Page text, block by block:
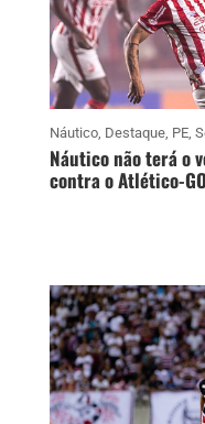
Náutico, Destaque, PE,
Náutico não terá o
contra o Atlético-